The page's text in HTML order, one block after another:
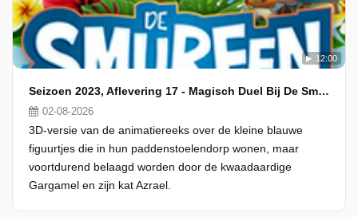
12:00
Seizoen 2023, Aflevering 17 - Magisch Duel Bij De Smurfen
02-08-2026
3D-versie van de animatiereeks over de kleine blauwe
figuurtjes die in hun paddenstoelendorp wonen, maar
voortdurend belaagd worden door de kwaadaardige
Gargamel en zijn kat Azrael.